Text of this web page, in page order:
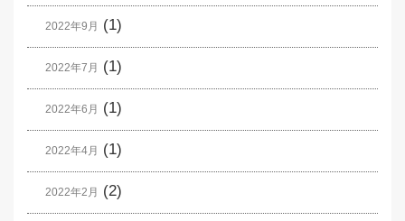
2022年9月 (1)
2022年7月 (1)
2022年6月 (1)
2022年4月 (1)
2022年2月 (2)